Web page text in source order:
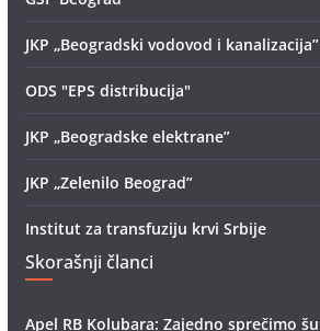
JKP „Beogradski vodovod i kanalizacija”
ODS "EPS distribucija"
JKP „Beogradske elektrane”
JKP „Zelenilo Beograd”
Institut za transfuziju krvi Srbije
Skorašnji članci
Apel RB Kolubara: Zajedno sprečimo